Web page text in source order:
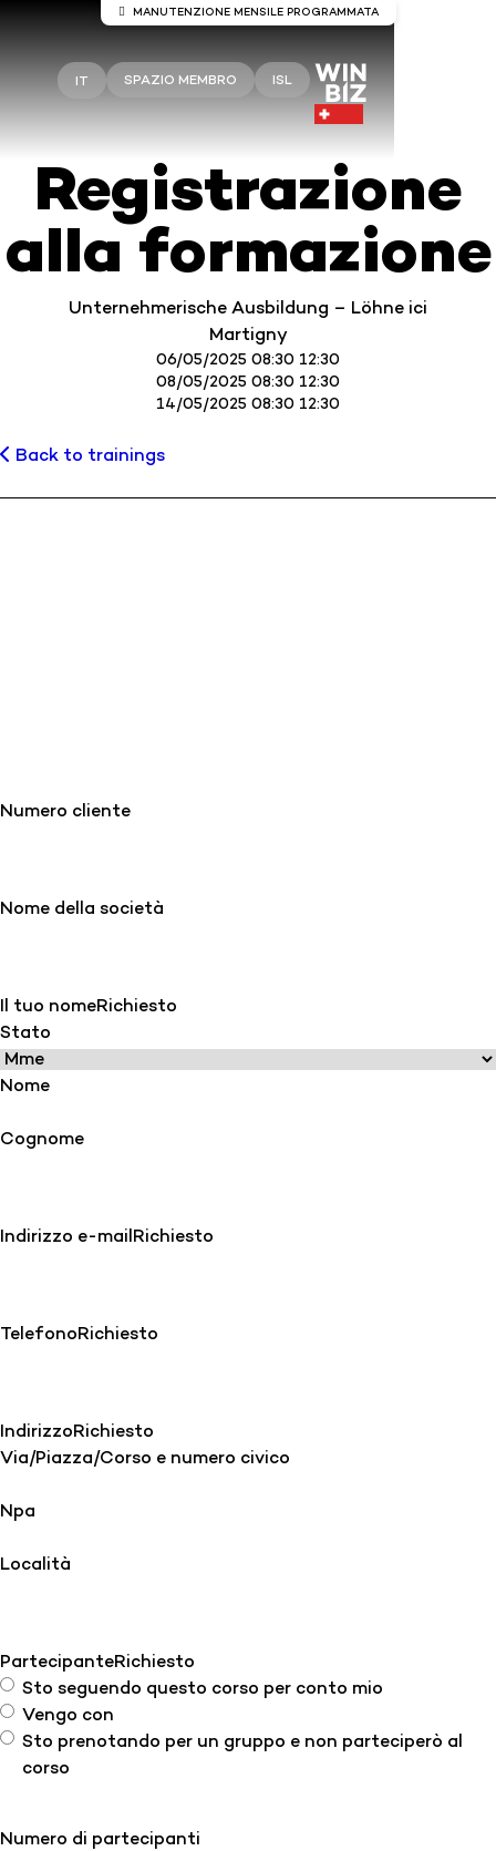
IT SPAZIO MEMBRO ISL
Registrazione
alla formazione
Unternehmerische Ausbildung – Löhne ici
Martigny
06/05/2025 08:30 12:30
08/05/2025 08:30 12:30
14/05/2025 08:30 12:30
Back to trainings
Numero cliente
Nome della società
Il tuo nomeRichiesto
Stato
Nome
Cognome
Indirizzo e-mailRichiesto
TelefonoRichiesto
IndirizzoRichiesto
Via/Piazza/Corso e numero civico
Npa
Località
PartecipanteRichiesto
Sto seguendo questo corso per conto mio
Vengo con
Sto prenotando per un gruppo e non parteciperò al
corso
Numero di partecipanti
Manutenzione del server Winbiz
Cloud
Winbiz Cloud.
La manutenzione è prevista per domenica 9 agosto
dalle ore 08:00 alle ore 13:30.
Durante questo periodo, l’accesso potrebbe subire
interruzioni temporanee.
Si consiglia di utilizzare Winbiz Cloud al di fuori di
questo periodo.
Vi ringraziamo per la vostra comprensione.
MANUTENZIONE MENSILE PROGRAMMATA